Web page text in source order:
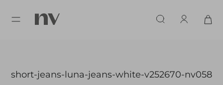
short-jeans-luna-jeans-white-v252670-nv058